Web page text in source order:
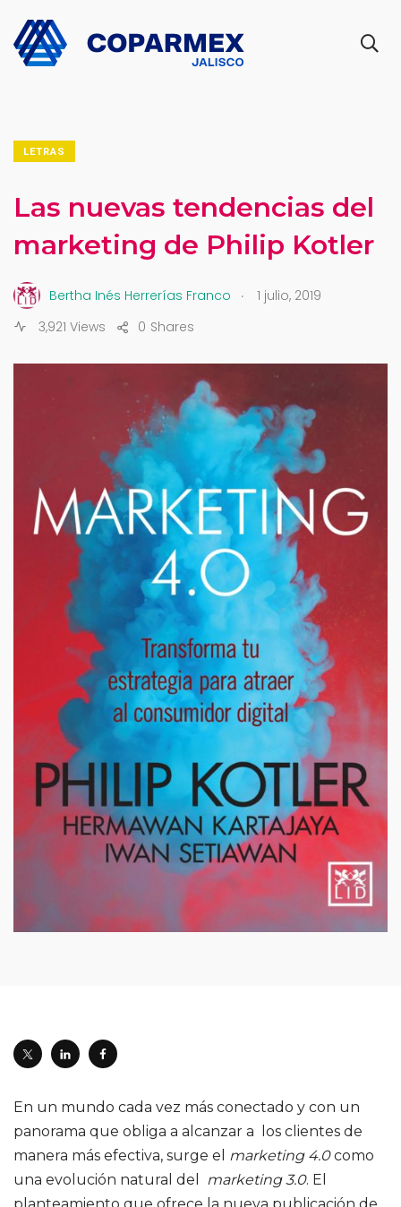
LETRAS
Las nuevas tendencias del
marketing de Philip Kotler
Bertha Inés Herrerías Franco .
1 julio, 2019
3,921 Views
Shares
0
En un mundo cada vez más conectado y con un
panorama que obliga a alcanzar a los clientes de
manera más efectiva, surge el
marketing 4.0como
una evolución natural del
marketing 3.0. El
planteamiento que ofrece la nueva publicación de